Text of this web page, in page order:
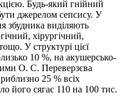
Будь-який гнійний
джерелом сепсису. У
збудника виділяють
хірургічний,
У структурі цієї
10 %, на акушерсько-
О. С. Переверзєва
25 % всіх
його сягає 110 на 100 тис.